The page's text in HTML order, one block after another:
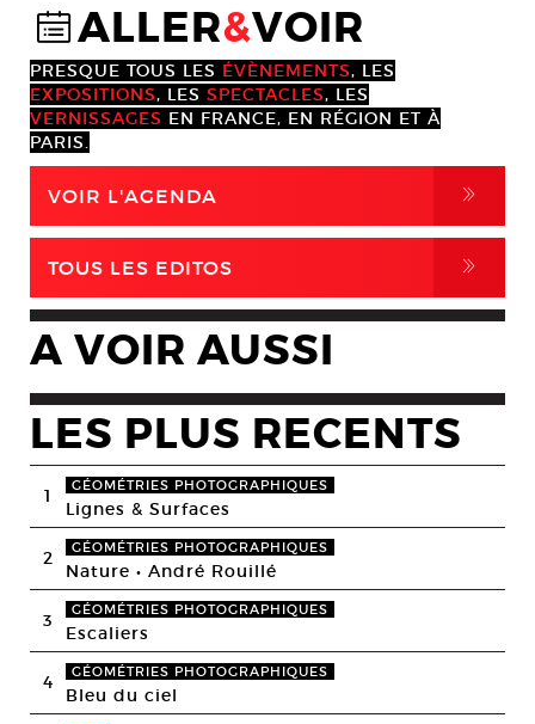
@ALLER&VOIR
PRESQUE TOUS LES ÉVÈNEMENTS, LES
EXPOSITIONS, LES SPECTACLES, LES
VERNISSAGES EN FRANCE, EN RÉGION ET À
PARIS.
VOIR L'AGENDA ,
TOUS LES EDITOS ,
A VOIR AUSSI
LES PLUS RECENTS
1 GÉOMÉTRIES PHOTOGRAPHIQUES
Lignes & Surfaces
2 GÉOMÉTRIES PHOTOGRAPHIQUES
Nature • André Rouillé
3 GÉOMÉTRIES PHOTOGRAPHIQUES
Escaliers
4 GÉOMÉTRIES PHOTOGRAPHIQUES
Bleu du ciel